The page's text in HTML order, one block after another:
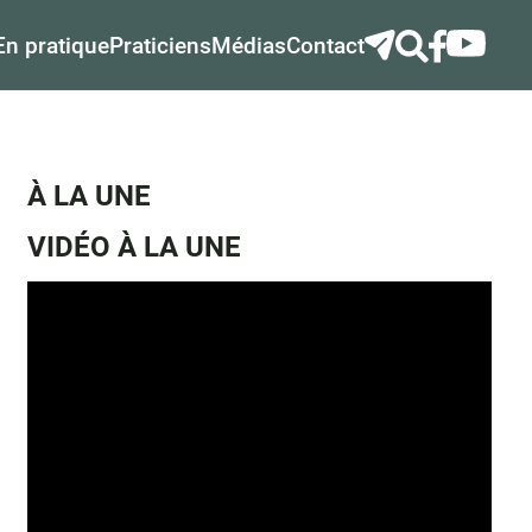
pratiquePraticiensMédiasContact
À LA UNE
VIDÉO À LA UNE